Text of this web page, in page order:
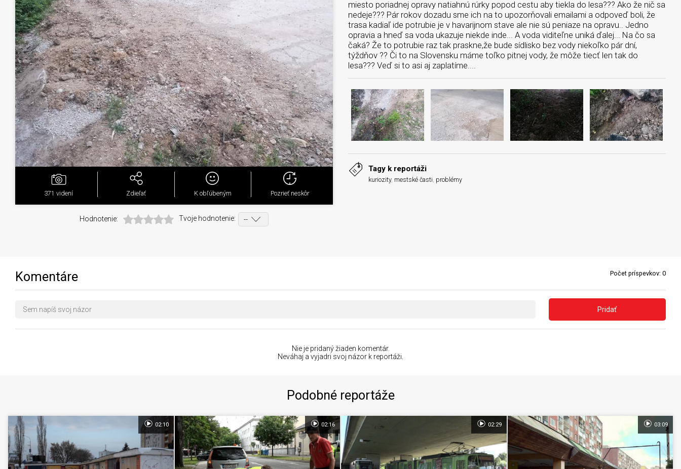
371videní Zdieľať K obľúbeným Pozrieť neskôr
Hodnotenie: Tvoje hodnotenie:
miesto poriadnej opravy natiahnú rúrky popod cestu aby tiekla do lesa??? Ako že nič sa
nedeje??? Pár rokov dozadu sme ich na to upozorňovali emailami a odpoveď boli, že
trasa kadiaľ ide potrubie je v havarijnom stave ale nie sú peniaze na opravu.. Jedno
opravia a hneď sa voda ukazuje niekde inde... A voda viditeľne uniká ďalej... Na čo sa
čaká? Že to potrubie raz tak praskne,že bude sídlisko bez vody niekoľko pár dní,
týždňov ?? Či to na Slovensku máme toľko pitnej vody, že môže tiecť len tak do
lesa??? Veď si to asi aj zaplatíme....
Tagy k reportáži
kuriozity, mestské časti problémy
Komentáre Počet príspevkov: 0
Pridať
Nie je pridaný žiaden komentár.
Neváhaj a vyjadri svoj názor k reportáži.
Podobné reportáže
02:10 02:16 02:29 03:09